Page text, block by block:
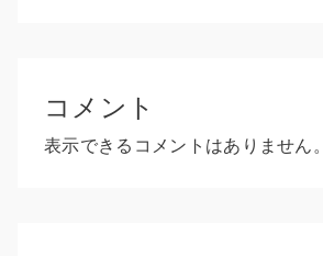
コメント
表示できるコメントはありません。